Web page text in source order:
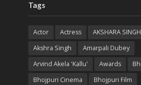
Tags
Actor Actress
AKSHARA SINGH
Akshra Singh
Amarpali Dubey
Arvind Akela 'Kallu'
Awards
Bhojpuri Cinema
Bhojpuri Film